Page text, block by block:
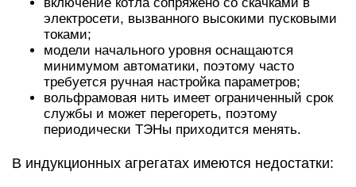
электросети, вызванного высокими пусковыми
токами;
модели начального уровня оснащаются
минимумом автоматики, поэтому часто
требуется ручная настройка параметров;
вольфрамовая нить имеет ограниченный срок
службы и может перегореть, поэтому
периодически ТЭНы приходится менять.
В индукционных агрегатах имеются недостатки: